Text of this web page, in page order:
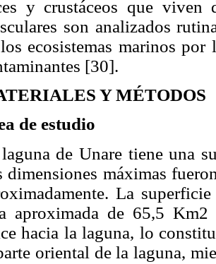
y crustáceos que
son analizados
ecosistemas marinos por
[30].
Y MÉTODOS
de estudio
de Unare tiene una
dimensiones máximas
La
aproximada de 65,5
hacia la laguna, lo
oriental de la laguna,